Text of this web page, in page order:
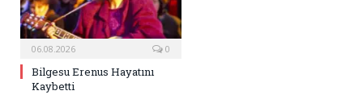
06.08.2026 0
Bilgesu Erenus Hayatını
Kaybetti